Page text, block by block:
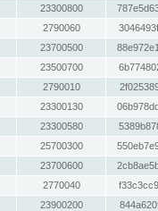
23300800
2790060
23700500
23500700
2790010
23300130
23300580
25700300
23700600
2770040
23900200